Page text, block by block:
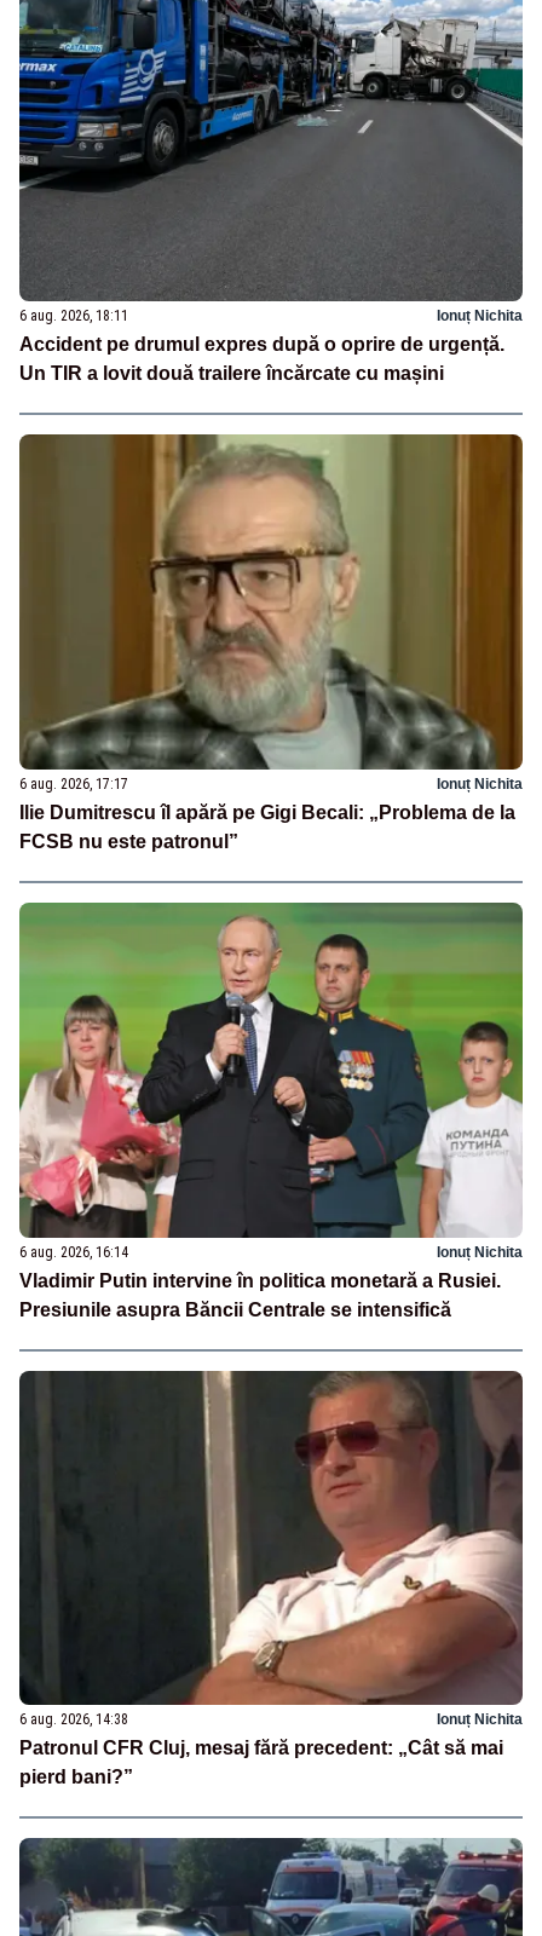
6 aug. 2026, 18:11 Ionuț Nichita
Accident pe drumul expres după o oprire de urgență.
Un TIR a lovit două trailere încărcate cu mașini
6 aug. 2026, 17:17 Ionuț Nichita
Ilie Dumitrescu îl apără pe Gigi Becali: „Problema de la
FCSB nu este patronul”
6 aug. 2026, 16:14 Ionuț Nichita
Vladimir Putin intervine în politica monetară a Rusiei.
Presiunile asupra Băncii Centrale se intensifică
6 aug. 2026, 14:38 Ionuț Nichita
Patronul CFR Cluj, mesaj fără precedent: „Cât să mai
pierd bani?”